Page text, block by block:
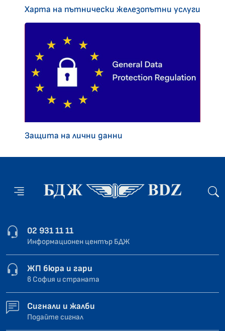
Харта на пътнически железопътни услуги
Защита на лични данни
02 931 11 11
Информационен център БДЖ
ЖП бюра и гари
в София и страната
Сигнали и жалби
Подайте сигнал